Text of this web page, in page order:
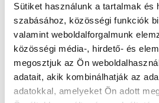
Sütiket használunk a tartalmak és
szabásához, közösségi funkciók
valamint weboldalforgalmunk
közösségi média-, hirdető- és
megosztjuk az Ön
adatait, akik kombinálhatják az
adatokkal, amelyeket Ön adott
Főoldal Klinikák